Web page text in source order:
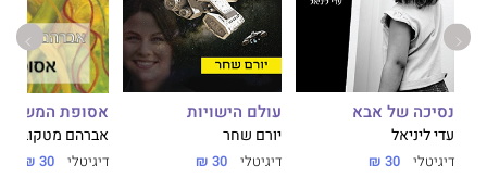
נסיכה של אבא
עדי ליניאל
דיגיטלי 30 ₪
עולם הישויות
יורם שחר
דיגיטלי 30 ₪
אסופת המשך
אברהם מטקוביץ
דיגיטלי 30 ₪